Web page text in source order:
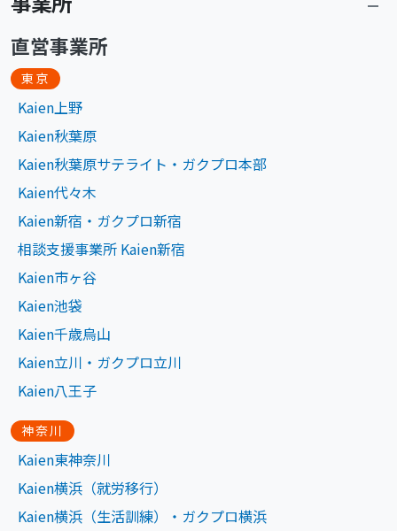
直営事業所
東京
Kaien上野
Kaien秋葉原
Kaien秋葉原サテライト・ガクプロ本部
Kaien代々木
Kaien新宿・ガクプロ新宿
相談支援事業所 Kaien新宿
Kaien市ヶ谷
Kaien池袋
Kaien千歳烏山
Kaien立川・ガクプロ立川
Kaien八王子
神奈川
Kaien東神奈川
Kaien横浜（就労移行）
Kaien横浜（生活訓練）・ガクプロ横浜